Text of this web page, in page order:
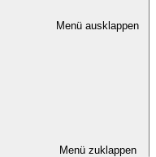
Menü ausklappen
Menü zuklappen